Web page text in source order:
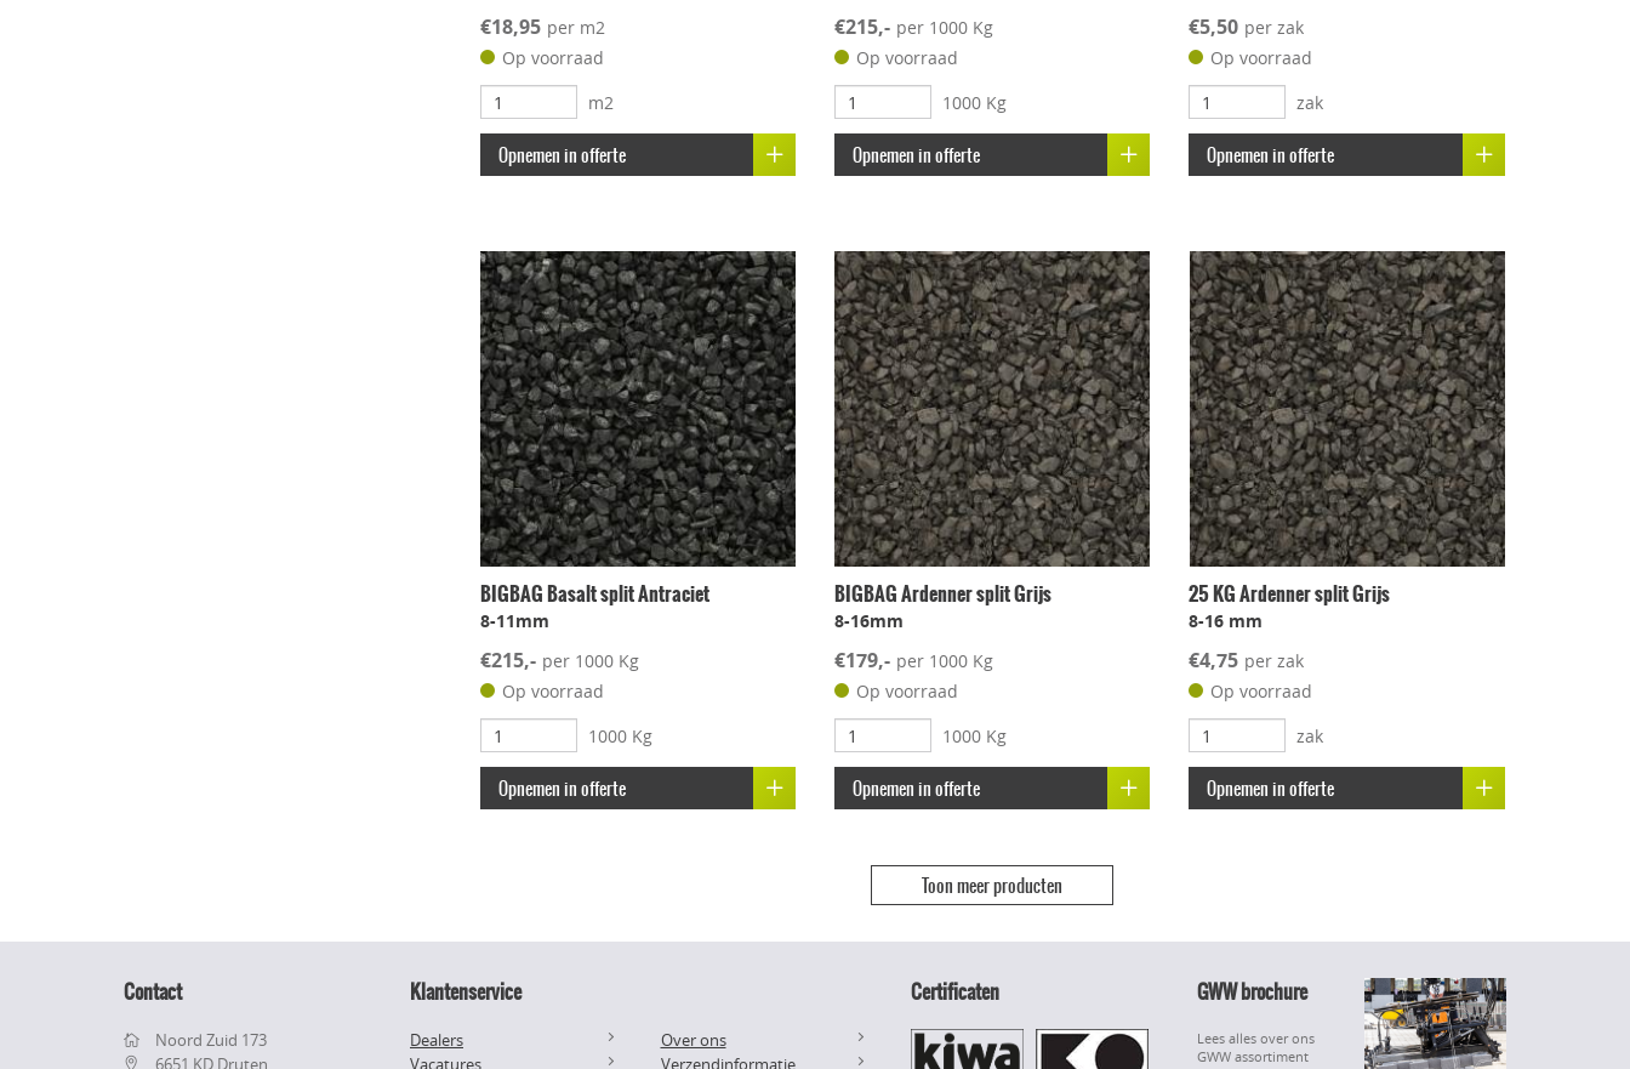
€18,95 per m2
Op voorraad
m2
Opnemen in offerte
€215,- per 1000 Kg
Op voorraad
1000 Kg
Opnemen in offerte
€5,50 per zak
Op voorraad
zak
Opnemen in offerte
BIGBAG Basalt split Antraciet
8-11mm
€215,- per 1000 Kg
Op voorraad
1000 Kg
Opnemen in offerte
BIGBAG Ardenner split Grijs
8-16mm
€179,- per 1000 Kg
Op voorraad
1000 Kg
Opnemen in offerte
25 KG Ardenner split Grijs
8-16 mm
€4,75 per zak
Op voorraad
zak
Opnemen in offerte
Toon meer producten
Contact
Noord Zuid 173
6651 KD Druten
Klantenservice
Dealers
Vacatures
Over ons
Verzendinformatie
Certificaten GWW brochure
Lees alles over ons
GWW assortiment